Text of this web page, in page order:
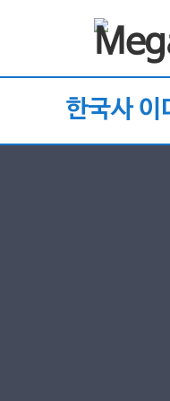
한국사 이